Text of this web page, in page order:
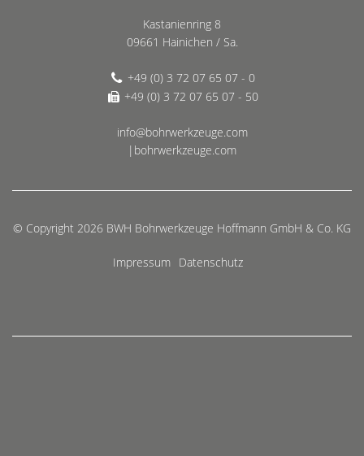
Kastanienring 8
09661 Hainichen / Sa.
+49 (0) 3 72 07 65 07 - 0
+49 (0) 3 72 07 65 07 - 50
info@bohrwerkzeuge.com
|bohrwerkzeuge.com
© Copyright 2026 BWH Bohrwerkzeuge Hoffmann GmbH & Co. KG
Impressum Datenschutz